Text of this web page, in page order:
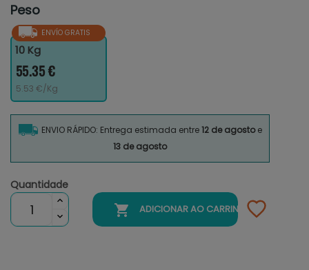
Peso
ENVÍO GRATIS
10 Kg
55.35 €
5.53 €/Kg
ENVIO RÁPIDO: Entrega estimada entre12 de agostoe
13 de agosto
Quantidade
 ADICIONAR AO CARRINHO